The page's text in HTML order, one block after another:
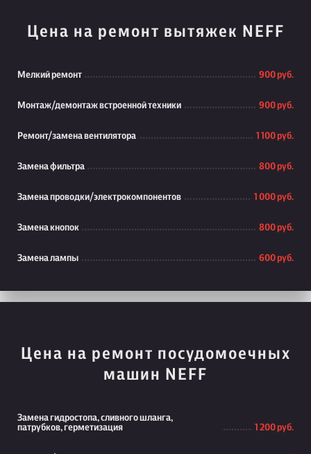
Цена на ремонт вытяжек NEFF
Мелкий ремонт 900 руб.
Монтаж/демонтаж встроенной техники 900 руб.
Ремонт/замена вентилятора 1 100 руб.
Замена фильтра 800 руб.
Замена проводки/электрокомпонентов 1 000 руб.
Замена кнопок 800 руб.
Замена лампы 600 руб.
Цена на ремонт посудомоечных
машин NEFF
Замена гидростопа, сливного шланга,
патрубков, герметизация
1 200 руб.